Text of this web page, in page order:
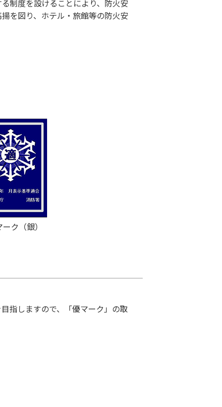
制度を設けることにより、防火安
を図り、ホテル・旅館等の防火安
ク（銀）
指しますので、「優マーク」の取